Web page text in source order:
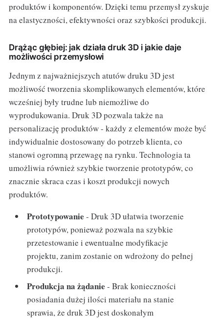
produktów i komponentów. Dzięki temu przemysł zyskuje
na elastyczności, efektywności oraz szybkości produkcji.
Drążąc głębiej: jak działa druk 3D i jakie daje
możliwości przemysłowi
Jednym z najważniejszych atutów druku 3D jest
możliwość tworzenia skomplikowanych elementów, które
wcześniej były trudne lub niemożliwe do
wyprodukowania. Druk 3D pozwala także na
personalizację produktów - każdy z elementów może być
indywidualnie dostosowany do potrzeb klienta, co
stanowi ogromną przewagę na rynku. Technologia ta
umożliwia również szybkie tworzenie prototypów, co
znacznie skraca czas i koszt produkcji nowych
produktów.
Prototypowanie - Druk 3D ułatwia tworzenie
prototypów, ponieważ pozwala na szybkie
przetestowanie i ewentualne modyfikacje
projektu, zanim zostanie on wdrożony do pełnej
produkcji.
Produkcja na żądanie - Brak konieczności
posiadania dużej ilości materiału na stanie
sprawia, że druk 3D jest doskonałym